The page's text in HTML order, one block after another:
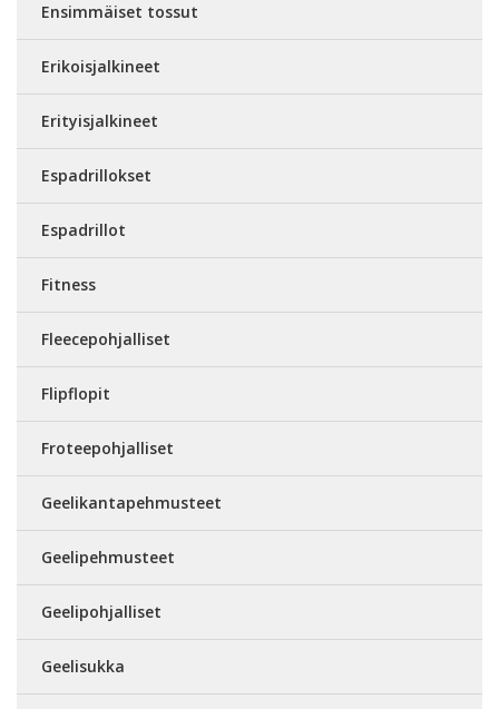
Ensimmäiset tossut
Erikoisjalkineet
Erityisjalkineet
Espadrillokset
Espadrillot
Fitness
Fleecepohjalliset
Flipflopit
Froteepohjalliset
Geelikantapehmusteet
Geelipehmusteet
Geelipohjalliset
Geelisukka